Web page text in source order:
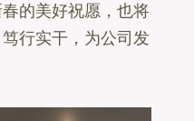
的美好祝愿，也将
行实干，为公司发